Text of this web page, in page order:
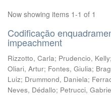
Now showing items 1-1 of 1
Codificação
impeachment
Rizzotto, Carla; Prudencio, Kelly;
Oliari, Artur; Fontes, Giulia;
Luiz; Drummond, Daniela;
Neves, Dédallo; Petrucci,